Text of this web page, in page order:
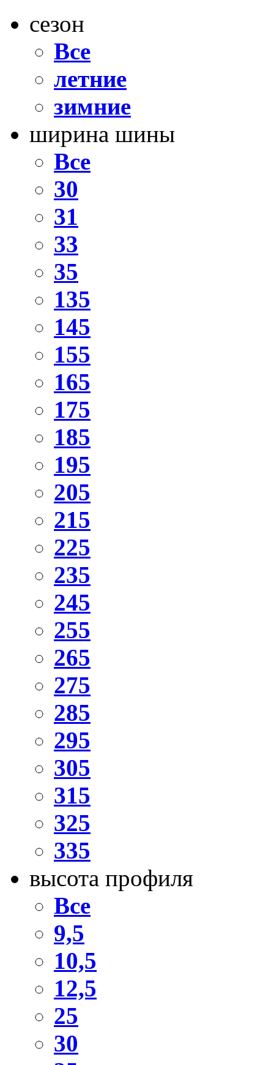
сезон
Все
летние
зимние
ширина шины
Все
30
31
33
35
135
145
155
165
175
185
195
205
215
225
235
245
255
265
275
285
295
305
315
325
335
высота профиля
Все
9,5
10,5
12,5
25
30